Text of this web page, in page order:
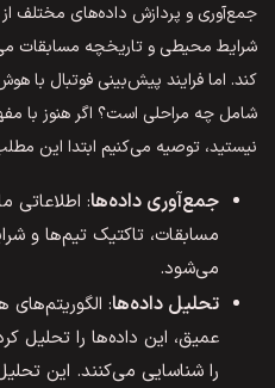
جمع‌آوری و پردازش داده‌های مختلف از
شرایط محیطی و تاریخچه مسابقات
کند. اما فرایند پیش‌بینی فوتبال
شامل چه مراحلی است؟ اگر هنوز با
نیستید، توصیه می‌کنیم ابتدا این
جمع‌آوری داده‌ها: اطلاعاتی
مسابقات، تاکتیک تیم‌ها و
می‌شود.
تحلیل داده‌ها:
عمیق، این داده‌ها را تحلیل
را شناسایی می‌کنند. این